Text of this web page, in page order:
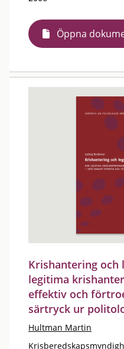
Öppna
Krishantering och
legitima
effektiv och
särtryck ur
Hultman Martin